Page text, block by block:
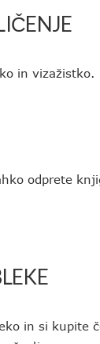
in vizažistko.
odprete
in si kupite